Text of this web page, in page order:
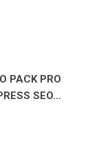
PACK PRO
SEO…